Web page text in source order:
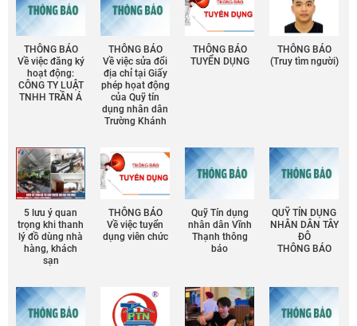
THÔNG BÁO
Về việc đăng ký
hoạt động:
CÔNG TY LUẬT
TNHH TRẦN Á
THÔNG BÁO
Về việc sửa đổi
địa chỉ tại Giấy
phép họat động
của Quỹ tín
dụng nhân dân
Trường Khánh
THÔNG BÁO
TUYỂN DỤNG
THÔNG BÁO
(Truy tìm người)
5 lưu ý quan
trọng khi thanh
lý đồ dùng nhà
hàng, khách
sạn
THÔNG BÁO
Về việc tuyển
dụng viên chức
Quỹ Tín dụng
nhân dân Vĩnh
Thạnh thông
báo
QUỸ TÍN DỤNG
NHÂN DÂN TÂY
ĐÔ
THÔNG BÁO